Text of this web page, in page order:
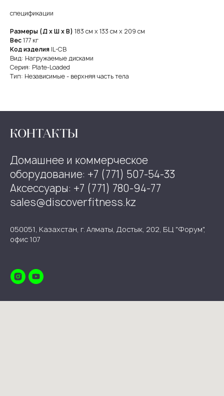
спецификации
Размеры (Д x Ш x В) 183 см x 133 см x 209 см
Вес177 кг
Код изделия IL-CB
Вид: Нагружаемые дисками
Серия: Plate-Loaded
Тип: Независимые - верхняя часть тела
КОНТАКТЫ
Домашнее и коммерческое
оборудование: +7 (771) 507-54-33
Аксессуары: +7 (771) 780-94-77
sales@discoverfitness.kz
050051, Казахстан, г. Алматы, Достык, 202, БЦ "Форум",
офис 107